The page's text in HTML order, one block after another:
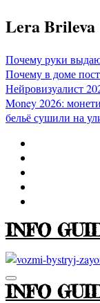
Перейти
к
Lera Brileva
Почему руки
Почему в доме
Нейровизуалист
Money 2026:
бельё сушили на
INFO
INFO